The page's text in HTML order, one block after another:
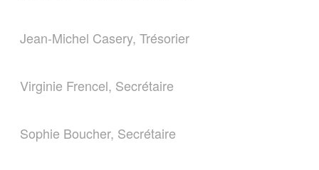
Jean-Michel Casery, Trésorier
Virginie Frencel, Secrétaire
Sophie Boucher, Secrétaire